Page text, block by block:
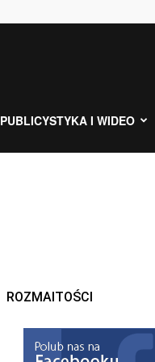
PUBLICYSTYKA I WIDEO
ROZMAITOŚCI